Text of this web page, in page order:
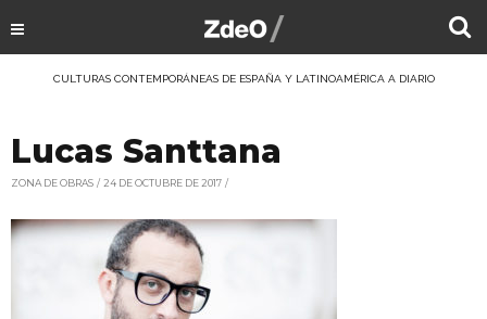
CULTURAS CONTEMPORÁNEAS DE ESPAÑA Y LATINOAMÉRICA A DIARIO
Lucas Santtana
ZONA DE OBRAS 24 DE OCTUBRE DE 2017